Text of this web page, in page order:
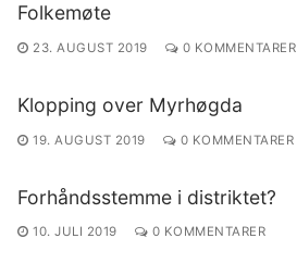
Folkemøte
23. AUGUST 2019 0 KOMMENTARER
Klopping over Myrhøgda
19. AUGUST 2019 0 KOMMENTARER
Forhåndsstemme i distriktet?
10. JULI 2019 0 KOMMENTARER